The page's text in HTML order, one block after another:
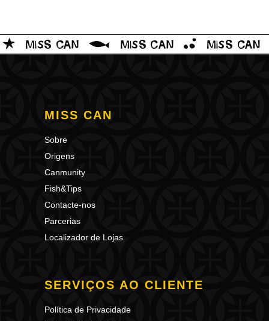
MISS CAN
Sobre
Origens
Canmunity
Fish&Tips
Contacte-nos
Parcerias
Localizador de Lojas
SERVIÇOS AO CLIENTE
Política de Privacidade